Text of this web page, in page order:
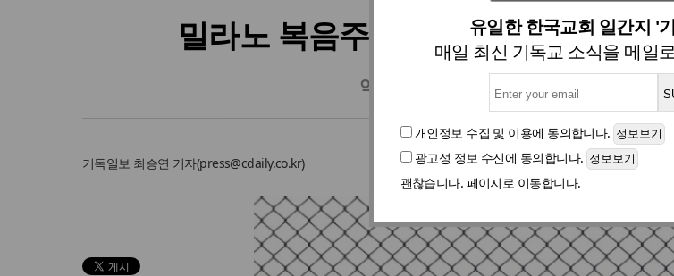
유일한 한국교회 일간지 '
매일 최신 기독교 소식을 메일
개인정보 수집 및 이용에 동의합니다.
광고성 정보 수신에 동의합니다.
괜찮습니다. 페이지로 이동합니다.
밀라노 복음주의 교회, 세계 난민 주
억압과 포로됨에서 해방을 주제로 난민
기독일보 최승연 기자(press@cdaily.co.kr)